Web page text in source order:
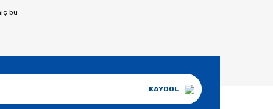
bu
KAYDOL